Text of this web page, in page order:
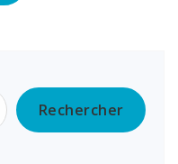
Rechercher